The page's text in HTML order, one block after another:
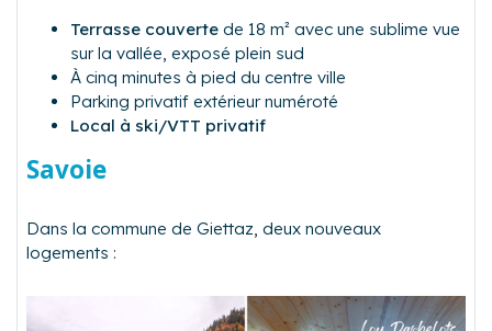
Terrasse couverte de 18 m² avec une sublime vue
sur la vallée, exposé plein sud
À cinq minutes à pied du centre ville
Parking privatif extérieur numéroté
Local à ski/VTT privatif
Savoie
Dans la commune de Giettaz, deux nouveaux
logements :